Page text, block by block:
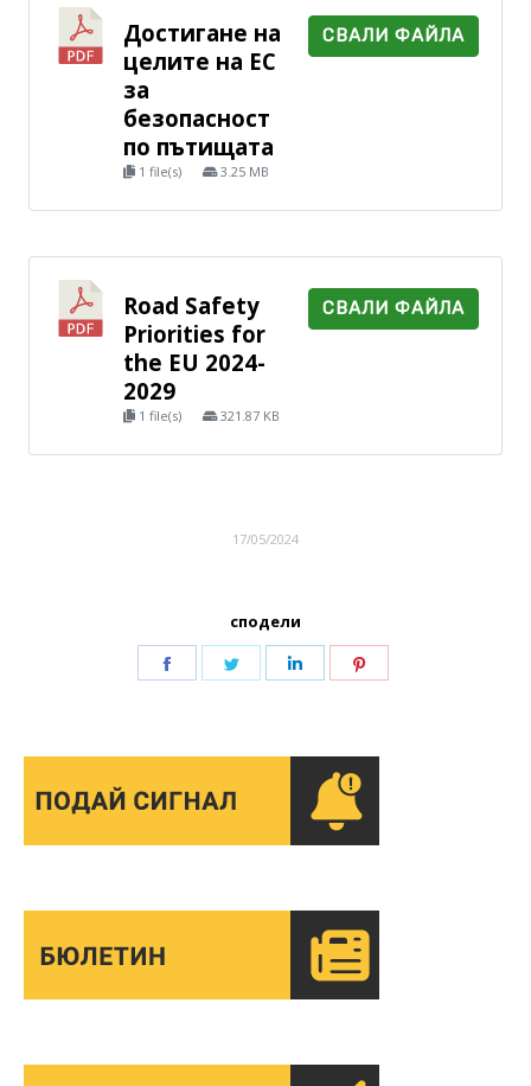
Достигане на
целите на ЕС
за
безопасност
по пътищата
1 file(s) 3.25 MB
СВАЛИ ФАЙЛА
Road Safety
Priorities for
the EU 2024-
2029
1 file(s) 321.87 KB
СВАЛИ ФАЙЛА
17/05/2024
сподели